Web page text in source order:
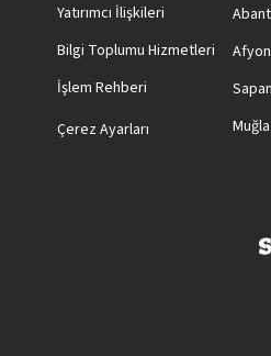
Yatırımcı İlişkileri
Bilgi Toplumu Hizmetleri
İşlem Rehberi
Çerez Ayarları